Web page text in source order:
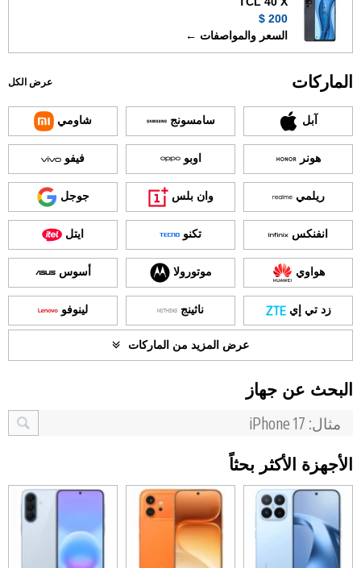
200 $
السعر والمواصفات ←
الماركات عرض الكل
آبل سامسونج شاومي
هونر اوبو فيفو
ريلمي وان بلس جوجل
انفنكس تكنو ايتل
هواوي موتورولا أسوس
زد تي إي ناثينج لينوفو
عرض المزيد من الماركات
البحث عن جهاز
الأجهزة الأكثر بحثاً